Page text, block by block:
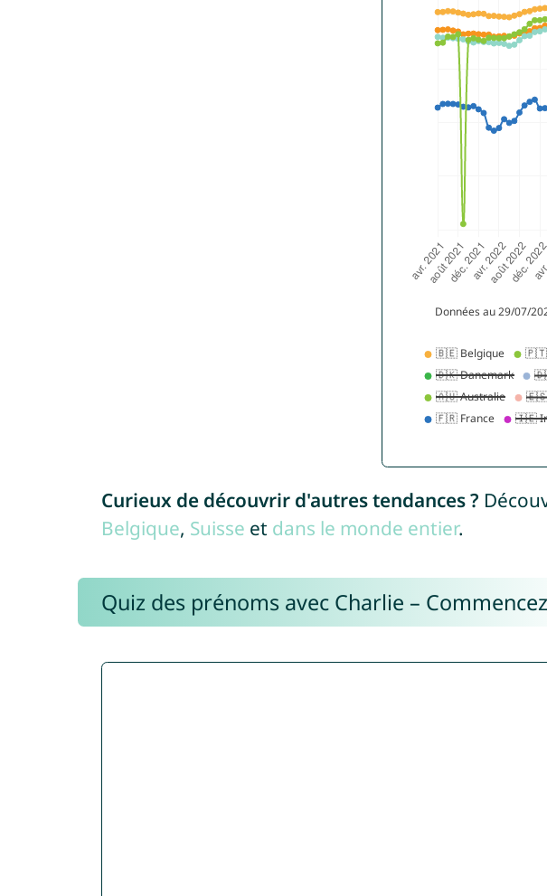
Curieux de découvrir d'autres tendances ?
Belgique, Suisse et dans le monde entier.
Quiz des prénoms avec Charlie –